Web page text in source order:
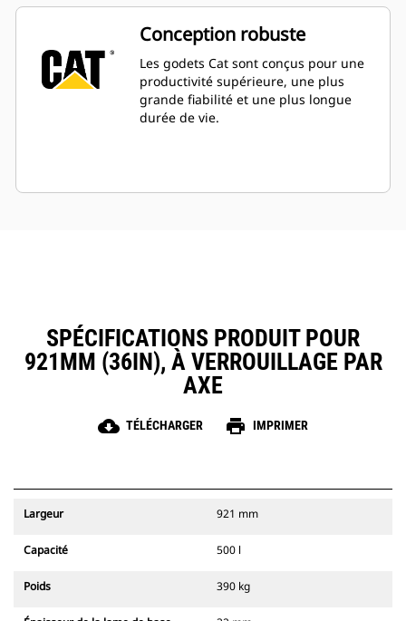
Conception robuste
Les godets Cat sont conçus pour une
productivité supérieure, une plus
grande fiabilité et une plus longue
durée de vie.
SPÉCIFICATIONS PRODUIT POUR
921MM (36IN), À VERROUILLAGE PAR
AXE
cloud_download TÉLÉCHARGER print IMPRIMER
Largeur 921 mm
Capacité 500 l
Poids 390 kg